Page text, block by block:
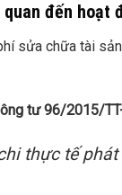
đến hoạt
sửa chữa tài
tư 96/2015/
thực tế